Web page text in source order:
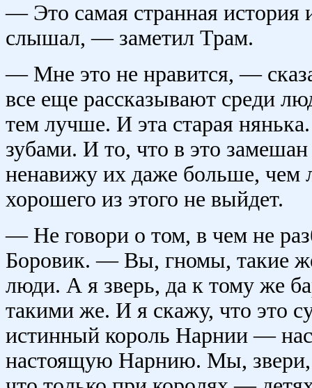
— Это самая странная история
слышал, — заметил Трам.
— Мне это не нравится, —
все еще рассказывают среди
тем лучше. И эта старая
зубами. И то, что в это
ненавижу их даже больше,
хорошего из этого не выйдет.
— Не говори о том, в чем не
Боровик. — Вы, гномы, такие
люди. А я зверь, да к тому же
такими же. И я скажу, что это
истинный король Нарнии —
настоящую Нарнию. Мы,